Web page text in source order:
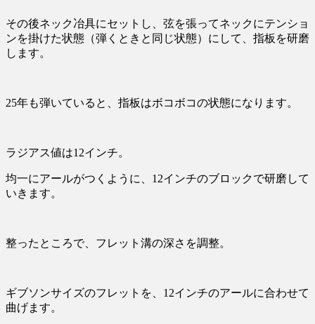
その後ネック冶具にセットし、弦を張ってネックにテンショ
ンを掛けた状態（弾くときと同じ状態）にして、指板を研磨
します。
25年も弾いていると、指板はボコボコの状態になります。
ラジアス値は12インチ。
均一にアールがつくように、12インチのブロックで研磨して
いきます。
整ったところで、フレット溝の深さを調整。
ギブソンサイズのフレットを、12インチのアールに合わせて
曲げます。